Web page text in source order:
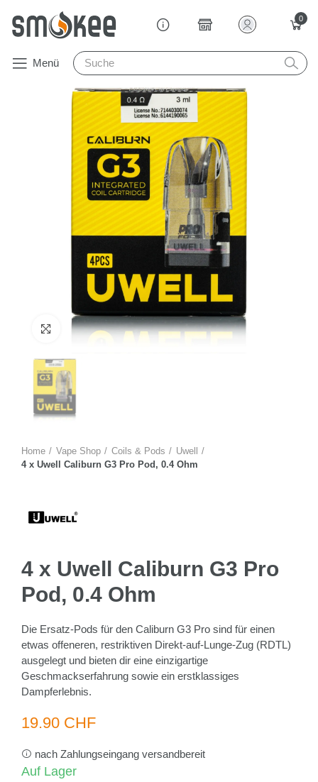
0
Menü
Zum Vergrössern anklicken
Home Vape Shop Coils & Pods
Uwell
4 x Uwell Caliburn G3 Pro Pod, 0.4 Ohm
4 x Uwell Caliburn G3 Pro
Pod, 0.4 Ohm
Die Ersatz-Pods für den Caliburn G3 Pro sind für einen
etwas offeneren, restriktiven Direkt-auf-Lunge-Zug (RDTL)
ausgelegt und bieten dir eine einzigartige
Geschmackserfahrung sowie ein erstklassiges
Dampferlebnis.
19.90 CHF
nach Zahlungseingang versandbereit
Auf Lager